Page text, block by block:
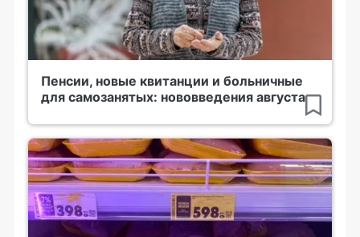
Пенсии, новые квитанции и больничные
для самозанятых: нововведения августа